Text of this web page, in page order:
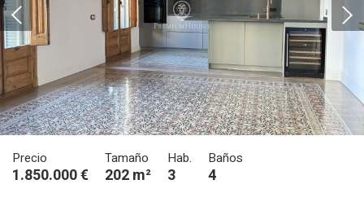
Precio
1.850.000 €
Tamaño
202 m²
Hab.
3
Baños
4